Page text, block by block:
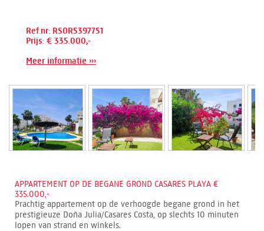
Ref.nr: RSOR5397751
Prijs: € 335.000,-
Meer informatie ›››
APPARTEMENT OP DE BEGANE GROND CASARES PLAYA €
335.000,-
Prachtig appartement op de verhoogde begane grond in het
prestigieuze Doña Julia/Casares Costa, op slechts 10 minuten
lopen van strand en winkels.